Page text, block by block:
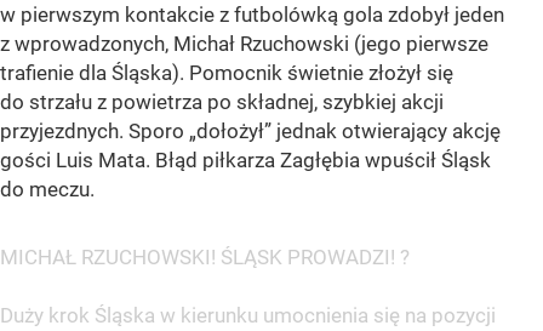
w pierwszym kontakcie z futbolówką gola zdobył jeden
z wprowadzonych, Michał Rzuchowski (jego pierwsze
trafienie dla Śląska). Pomocnik świetnie złożył się
do strzału z powietrza po składnej, szybkiej akcji
przyjezdnych. Sporo „dołożył” jednak otwierający akcję
gości Luis Mata. Błąd piłkarza Zagłębia wpuścił Śląsk
do meczu.
MICHAŁ RZUCHOWSKI! ŚLĄSK PROWADZI! ?
Duży krok Śląska w kierunku umocnienia się na pozycji